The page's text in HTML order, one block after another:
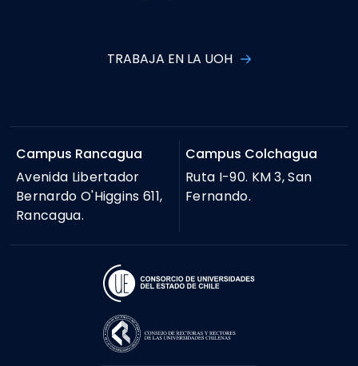
TRABAJA EN LA UOH
Campus Rancagua
Avenida Libertador
Bernardo O'Higgins 611,
Rancagua.
Campus Colchagua
Ruta I-90. KM 3, San
Fernando.